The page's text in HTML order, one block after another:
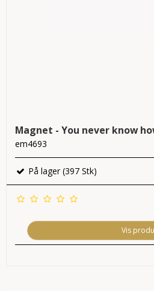
Magnet - You never know
em4693
På lager (397 Stk)
Vis